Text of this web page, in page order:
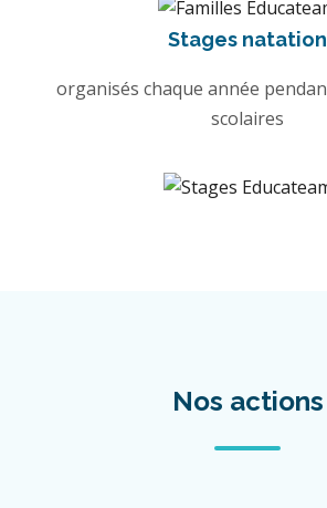
Stages natation
organisés chaque année
scolaires
Nos actions